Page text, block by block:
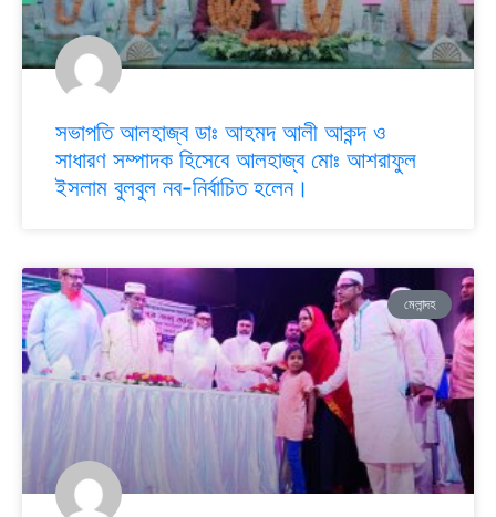
সভাপতি আলহাজ্ব ডাঃ আহমদ আলী আকন্দ ও
সাধারণ সম্পাদক হিসেবে আলহাজ্ব মোঃ আশরাফুল
ইসলাম বুলবুল নব-নির্বাচিত হলেন।
মেলান্দহ